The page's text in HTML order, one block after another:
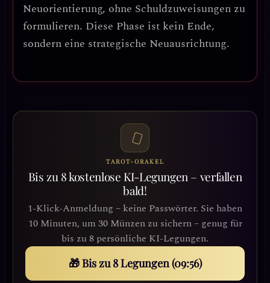
Neuorientierung, ohne Schuldzuweisungen zu
formulieren. Diese Phase ist kein Ende,
sondern eine strategische Neuausrichtung.
TAROT-ORAKEL
Bis zu 8 kostenlose KI-Legungen – verfallen
bald!
1-Klick-Anmeldung – keine Passwörter. Sie haben
10 Minuten, um 30 Münzen zu sichern – genug für
bis zu 8 persönliche KI-Legungen.
🎁 Bis zu 8 Legungen (09:53)